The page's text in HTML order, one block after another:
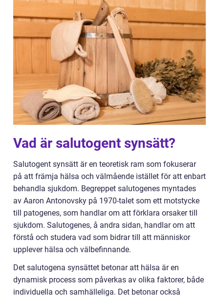
Vad är salutogent synsätt?
Salutogent synsätt är en teoretisk ram som fokuserar
på att främja hälsa och välmående istället för att enbart
behandla sjukdom. Begreppet salutogenes myntades
av Aaron Antonovsky på 1970-talet som ett motstycke
till patogenes, som handlar om att förklara orsaker till
sjukdom. Salutogenes, å andra sidan, handlar om att
förstå och studera vad som bidrar till att människor
upplever hälsa och välbefinnande.
Det salutogena synsättet betonar att hälsa är en
dynamisk process som påverkas av olika faktorer, både
individuella och samhälleliga. Det betonar också